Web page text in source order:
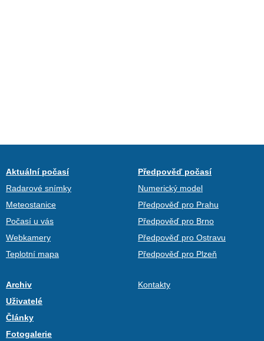
Aktuální počasí
Radarové snímky
Meteostanice
Počasí u vás
Webkamery
Teplotní mapa
Předpověď počasí
Numerický model
Předpověď pro Prahu
Předpověď pro Brno
Předpověď pro Ostravu
Předpověď pro Plzeň
Archiv
Uživatelé
Články
Fotogalerie
Kontakty